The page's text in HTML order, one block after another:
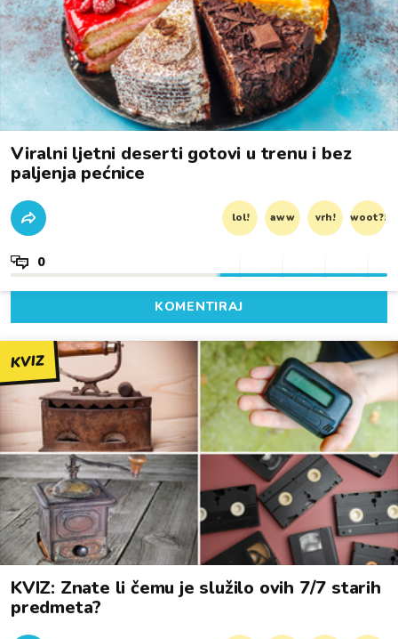
Viralni ljetni deserti gotovi u trenu i bez
paljenja pećnice
lol! aww vrh! woot?!
0
KOMENTIRAJ
KVIZ
KVIZ: Znate li čemu je služilo ovih 7/7 starih
predmeta?